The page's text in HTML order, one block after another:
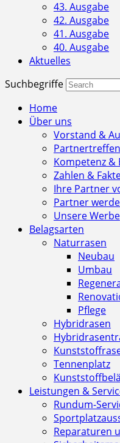
43. Ausgabe
42. Ausgabe
41. Ausgabe
40. Ausgabe
Aktuelles
Suchbegriffe
Home
Über uns
Vorstand &
Kompetenz &
Zahlen &
Ihre Partner
Partner
Unsere
Belagsarten
Naturrasen
Neubau
Umbau
Pflege
Hybridrasen
Tennenplatz
Leistungen &
Rundum-
Reparaturen